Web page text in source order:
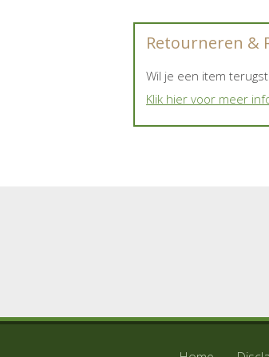
Retourneren &
Wil je een item
Klik hier voor meer